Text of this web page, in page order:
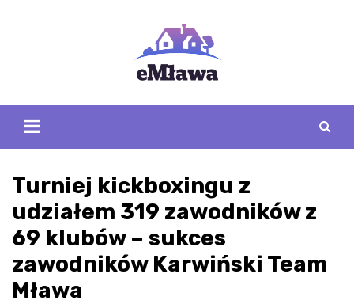
Turniej kickboxingu z
udziałem 319 zawodników z
69 klubów – sukces
zawodników Karwiński Team
Mława